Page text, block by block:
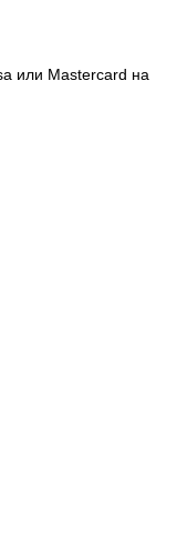
или Mastercard на